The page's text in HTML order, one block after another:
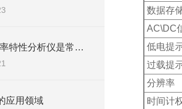
FRA5087频率特性分析仪是常用的电子测量仪器
应用领域
数据存
AC\DC
低电提
过载提
分辨率
时间计